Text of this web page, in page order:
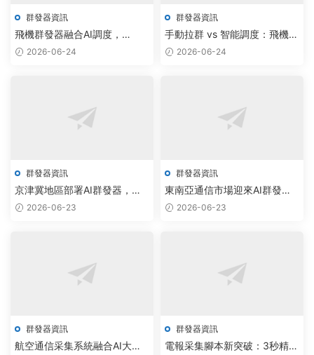
群發器資訊
飛機群發器融合AI調度，
Telegram群發軟件下載量突破
2026-06-24
群發器資訊
手動拉群 vs 智能調度：飛機群
發器與電報機器人工作室賦能
2026-06-24
群發器資訊
京津冀地區部署AI群發器，精
準拉動航空社群生态增長
2026-06-23
群發器資訊
東南亞通信市場迎來AI群發技
術落地，Telegram智能私信工
2026-06-23
群發器資訊
航空通信采集系統融合AI大模
群發器資訊
電報采集腳本新突破：3秒精準